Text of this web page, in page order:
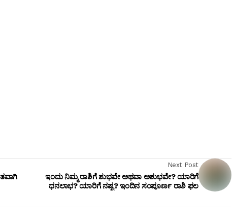
Next Post
ಇಂದು ನಿಮ್ಮ ರಾಶಿಗೆ ಶುಭವೇ ಅಥವಾ ಅಶುಭವೇ? ಯಾರಿಗೆ
ಧನಲಾಭ? ಯಾರಿಗೆ ನಷ್ಟ? ಇಂದಿನ ಸಂಪೂರ್ಣ ರಾಶಿ ಫಲ